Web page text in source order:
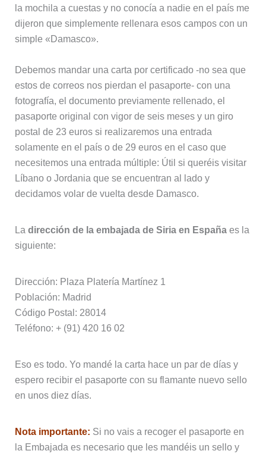
la mochila a cuestas y no conocía a nadie en el país me
dijeron que simplemente rellenara esos campos con un
simple «Damasco».
Debemos mandar una carta por certificado -no sea que
estos de correos nos pierdan el pasaporte- con una
fotografía, el documento previamente rellenado, el
pasaporte original con vigor de seis meses y un giro
postal de 23 euros si realizaremos una entrada
solamente en el país o de 29 euros en el caso que
necesitemos una entrada múltiple: Útil si queréis visitar
Líbano o Jordania que se encuentran al lado y
decidamos volar de vuelta desde Damasco.
La dirección de la embajada de Siria en Españaes la
siguiente:
Dirección: Plaza Platería Martínez 1
Población: Madrid
Código Postal: 28014
Teléfono: + (91) 420 16 02
Eso es todo. Yo mandé la carta hace un par de días y
espero recibir el pasaporte con su flamante nuevo sello
en unos diez días.
Nota importante: Si no vais a recoger el pasaporte en
la Embajada es necesario que les mandéis un sello y